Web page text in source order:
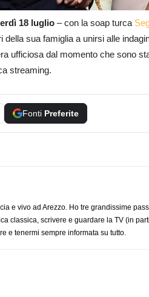
18 luglio – con la soap turca
sua famiglia a unirsi alle
ufficiosa dal momento che sono
streaming.
Fonti Preferite
e vivo ad Arezzo. Ho tre grandissime
classica, scrivere e guardare la TV (in
e tenermi sempre informata su tutto.